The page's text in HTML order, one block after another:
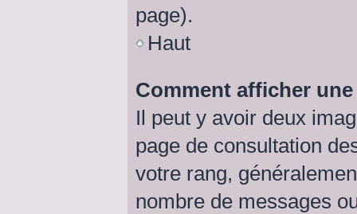
page).
Haut
Comment afficher
Il peut y avoir deux
page de consultation
votre rang,
nombre de messages